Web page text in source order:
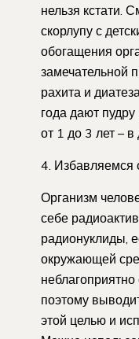
нельзя кстати.
скорлупу с
обогащения
замечательной
рахита и
года дают
от 1 до 3 лет –
4. Избавляемся
Организм
себе
радионуклиды,
окружающей
поэтому
этой целью и